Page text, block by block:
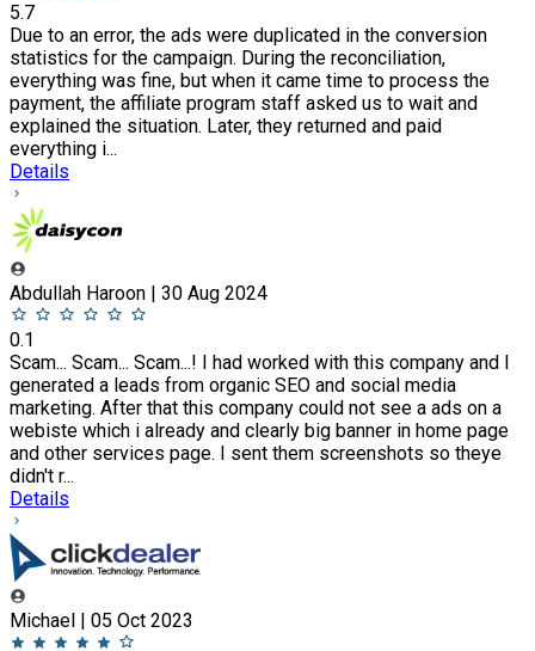
5.7
Due to an error, the ads were duplicated in the conversion
statistics for the campaign. During the reconciliation,
everything was fine, but when it came time to process the
payment, the affiliate program staff asked us to wait and
explained the situation. Later, they returned and paid
everything i...
Details
Abdullah Haroon | 30 Aug 2024
0.1
Scam... Scam... Scam...! I had worked with this company and I
generated a leads from organic SEO and social media
marketing. After that this company could not see a ads on a
webiste which i already and clearly big banner in home page
and other services page. I sent them screenshots so theye
didn't r...
Details
Michael | 05 Oct 2023